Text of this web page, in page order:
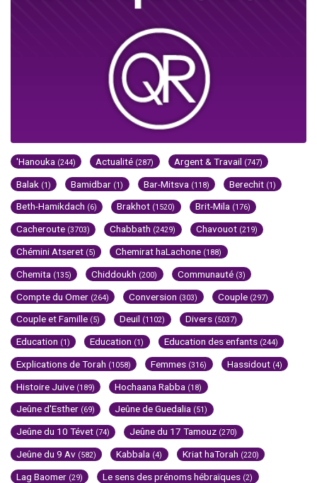
'Hanouka (244) Actualité (287) Argent & Travail (747)
Balak (1) Bamidbar (1) Bar-Mitsva (118) Berechit (1)
Beth-Hamikdach (6) Brakhot (1520) Brit-Mila (176)
Cacheroute (3703) Chabbath (2429) Chavouot (219)
Chémini Atseret (5) Chemirat haLachone (188)
Chemita (135) Chiddoukh (200) Communauté (3)
Compte du Omer (264) Conversion (303) Couple (297)
Couple et Famille (5) Deuil (1102) Divers (5037)
Education (1) Education (1) Education des enfants (244)
Explications de Torah (1058) Femmes (316) Hassidout (4)
Histoire Juive (189) Hochaana Rabba (18)
Jeûne d'Esther (69) Jeûne de Guedalia (51)
Jeûne du 10 Tévet (74) Jeûne du 17 Tamouz (270)
Jeûne du 9 Av (582) Kabbala (4) Kriat haTorah (220)
Lag Baomer (29) Le sens des prénoms hébraïques (2)